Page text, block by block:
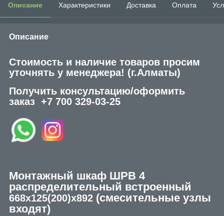
Описание Характеристики Доставка Оплата
Описание
Стоимость и наличие товаров просим
уточнять у менеджера! (г.Алматы)
Получить консультацию/оформить
заказ +7 700 329-03-25
Монтажный шкаф ШРВ 4
распределительный встроенный
668х125(200)х892 (смесительные узлы
входят)